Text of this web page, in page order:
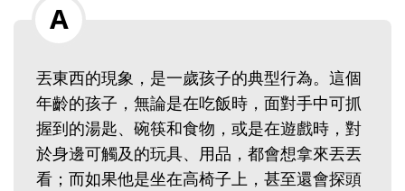
丟東西的現象，是一歲孩子的典型行為。這個
年齡的孩子，無論是在吃飯時，面對手中可抓
握到的湯匙、碗筷和食物，或是在遊戲時，對
於身邊可觸及的玩具、用品，都會想拿來丟丟
看；而如果他是坐在高椅子上，甚至還會探頭